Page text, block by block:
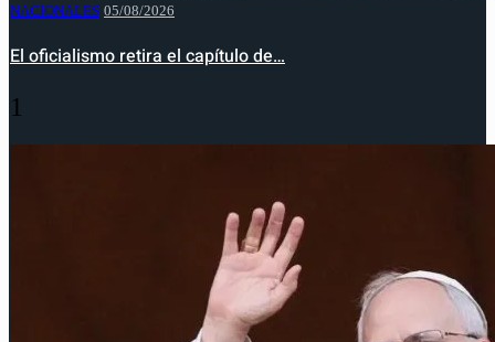
NACIONALES 05/08/2026
El oficialismo retira el capítulo de…
1